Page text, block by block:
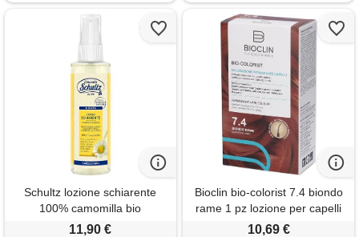
Schultz lozione schiarente
100% camomilla bio
11,90 €
Bioclin bio-colorist 7.4 biondo
rame 1 pz lozione per capelli
10,69 €